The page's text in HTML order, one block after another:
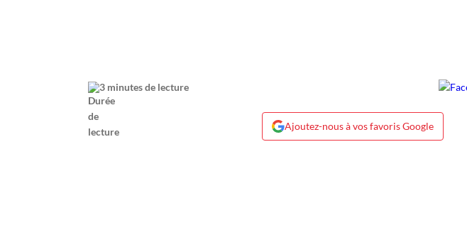
3 minutes de lecture
Ajoutez-nous à vos favoris Google